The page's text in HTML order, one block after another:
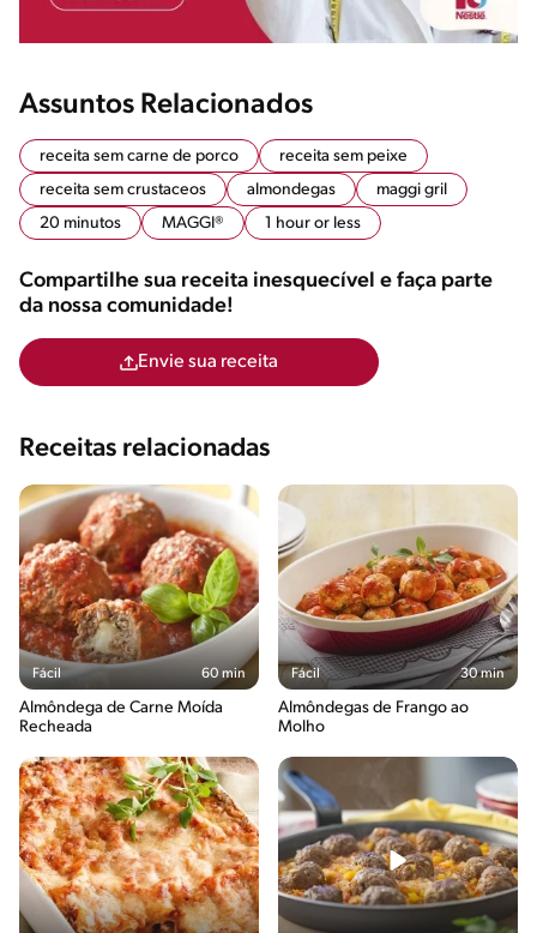
Assuntos Relacionados
receita sem carne de porco
receita sem peixe
receita sem crustaceos
almondegas
maggi gril
20 minutos
MAGGI® 1 hour or less
Compartilhe sua receita inesquecível e faça parte
da nossa comunidade!
Envie sua receita
Receitas relacionadas
Fácil 60 min
Almôndega de Carne Moída
Recheada
Fácil 30 min
Almôndegas de Frango ao
Molho